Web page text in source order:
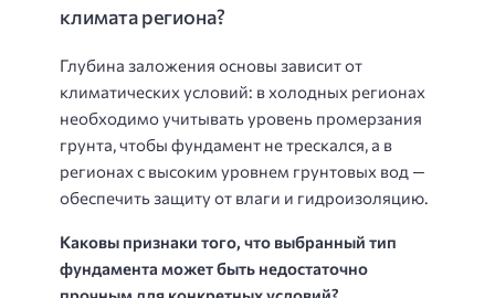
климата региона?
Глубина заложения основы зависит от
климатических условий: в холодных регионах
необходимо учитывать уровень промерзания
грунта, чтобы фундамент не трескался, а в
регионах с высоким уровнем грунтовых вод —
обеспечить защиту от влаги и гидроизоляцию.
Каковы признаки того, что выбранный тип
фундамента может быть недостаточно